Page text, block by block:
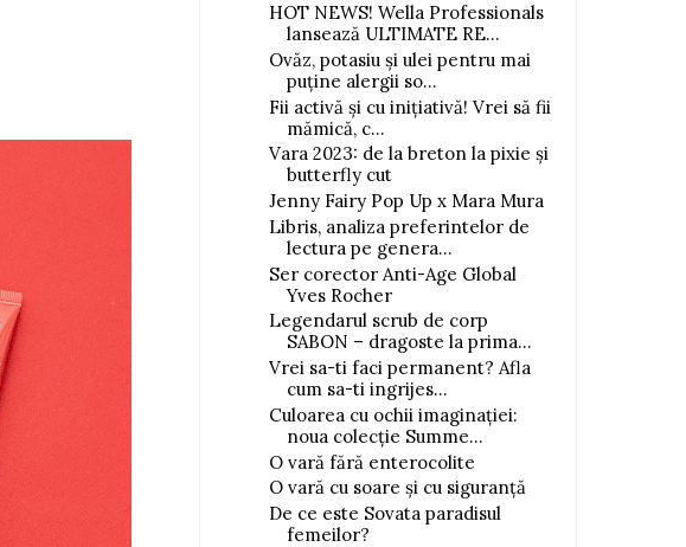
HOT NEWS! Wella Professionals
lansează ULTIMATE RE...
Ovăz, potasiu și ulei pentru mai
puține alergii so...
Fii activă și cu inițiativă! Vrei să fii
mămică, c...
Vara 2023: de la breton la pixie și
butterfly cut
Jenny Fairy Pop Up x Mara Mura
Libris, analiza preferintelor de
lectura pe genera...
Ser corector Anti-Age Global
Yves Rocher
Legendarul scrub de corp
SABON – dragoste la prima...
Vrei sa-ti faci permanent? Afla
cum sa-ti ingrijes...
Culoarea cu ochii imaginației:
noua colecție Summe...
O vară fără enterocolite
O vară cu soare și cu siguranță
De ce este Sovata paradisul
femeilor?